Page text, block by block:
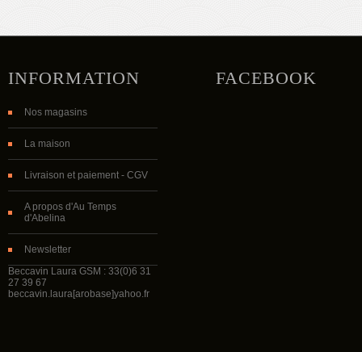
INFORMATION
Nos magasins
La maison
Livraison et paiement - CGV
A propos d'Au Temps
d'Abelina
Newsletter
Beccavin Laura GSM : 33(0)6 31
27 39 67
beccavin.laura[arobase]yahoo.fr
FACEBOOK